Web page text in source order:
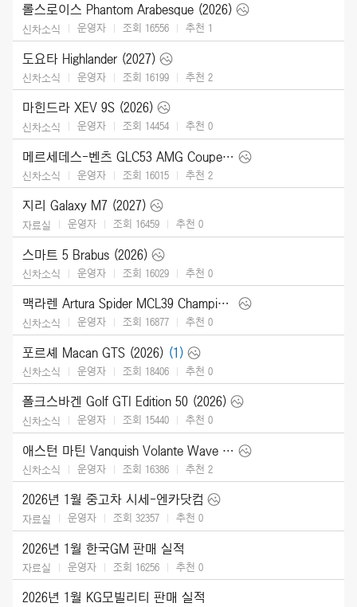
롤스로이스 Phantom Arabesque (2026)
신차소식 운영자 조회 16556 추천 1
도요타 Highlander (2027)
신차소식 운영자 조회 16199 추천 2
마힌드라 XEV 9S (2026)
신차소식 운영자 조회 14454 추천 0
메르세데스-벤츠 GLC53 AMG Coupe (2027)
신차소식 운영자 조회 16015 추천 2
지리 Galaxy M7 (2027)
자료실 운영자 조회 16459 추천 0
스마트 5 Brabus (2026)
신차소식 운영자 조회 16029 추천 0
맥라렌 Artura Spider MCL39 Championship Edition (2026)
신차소식 운영자 조회 16877 추천 0
포르셰 Macan GTS (2026) (1)
신차소식 운영자 조회 18406 추천 0
폴크스바겐 Golf GTI Edition 50 (2026)
신차소식 운영자 조회 15440 추천 0
애스턴 마틴 Vanquish Volante Wave Edition (2026)
신차소식 운영자 조회 16386 추천 2
2026년 1월 중고차 시세-엔카닷컴
자료실 운영자 조회 32357 추천 0
2026년 1월 한국GM 판매 실적
자료실 운영자 조회 16256 추천 0
2026년 1월 KG모빌리티 판매 실적